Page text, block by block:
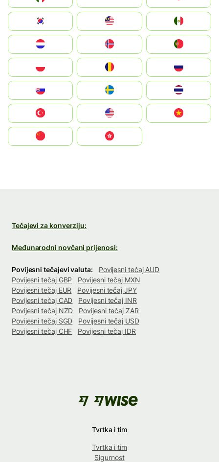
South Korea
United States
中國香港特別行政區
Tečajevi za konverziju:
Međunarodni novčani prijenosi:
Povijesni tečajevi valuta:
Povijesni tečaj AUD
Povijesni tečaj GBP
Povijesni tečaj MXN
Povijesni tečaj EUR
Povijesni tečaj JPY
Povijesni tečaj CAD
Povijesni tečaj INR
Povijesni tečaj NZD
Povijesni tečaj ZAR
Povijesni tečaj SGD
Povijesni tečaj USD
Povijesni tečaj CHF
Povijesni tečaj IDR
Tvrtka i tim
Tvrtka i tim
Sigurnost